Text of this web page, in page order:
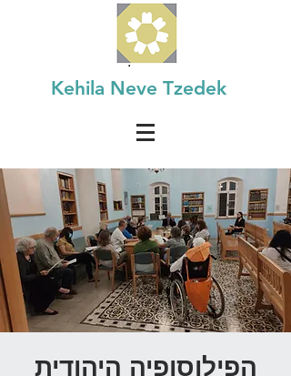
Kehila Neve Tzedek
הפילוסופיה היהודית